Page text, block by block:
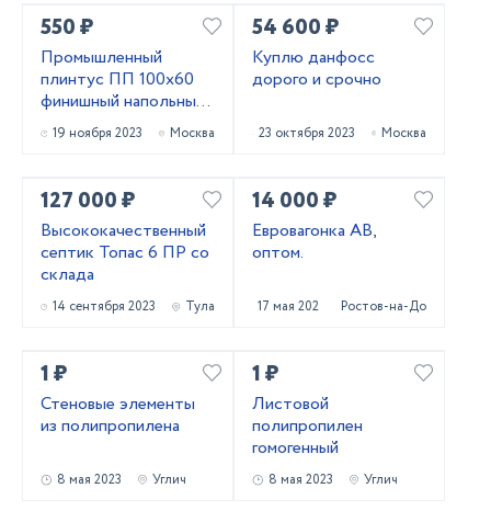
550 ₽
Промышленный
плинтус ПП 100х60
финишный напольный
из ПВХ
19 ноября 2023 Москва
54 600 ₽
Куплю данфосс
дорого и срочно
23 октября 2023 Москва
127 000 ₽
Высококачественный
септик Топас 6 ПР со
склада
14 сентября 2023 Тула
14 000 ₽
Евровагонка АВ,
оптом.
17 мая 2023 Ростов-на-Дону
1 ₽
Стеновые элементы
из полипропилена
8 мая 2023 Углич
1 ₽
Листовой
полипропилен
гомогенный
8 мая 2023 Углич